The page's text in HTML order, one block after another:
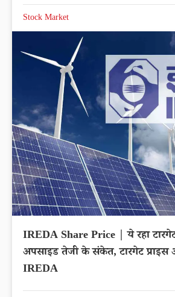
Stock Market
IREDA Share Price | ये रहा
अपसाइड तेजी के संकेत, टारगेट
IREDA